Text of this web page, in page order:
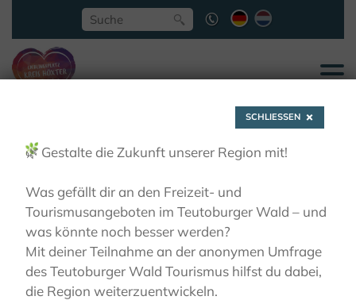
Wisentweg Ost
AKTIVITÄTEN TIPPS FÜR KIDS
SCHLIESSEN
🌿 Gestalte die Zukunft unserer Region mit!
Was gefällt dir an den Freizeit- und
Tourismusangeboten im Teutoburger Wald – und
was könnte noch besser werden?
Mit deiner Teilnahme an der anonymen Umfrage
des Teutoburger Wald Tourismus hilfst du dabei,
die Region weiterzuentwickeln.